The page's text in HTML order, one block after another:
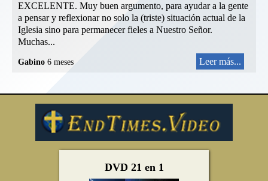
EXCELENTE. Muy buen argumento, para ayudar a la gente
a pensar y reflexionar no solo la (triste) situación actual de la
Iglesia sino para permanecer fieles a Nuestro Señor.
Muchas...
Gabino 6 meses Leer más...
DVD 21 en 1